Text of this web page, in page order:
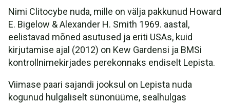
Nimi Clitocybe nuda, mille on välja pakkunud Howard
E. Bigelow & Alexander H. Smith 1969. aastal,
eelistavad mõned asutused ja eriti USAs, kuid
kirjutamise ajal (2012) on Kew Gardensi ja BMSi
kontrollnimekirjades perekonnaks endiselt Lepista.
Viimase paari sajandi jooksul on Lepista nuda
kogunud hulgaliselt sünonüüme, sealhulgas